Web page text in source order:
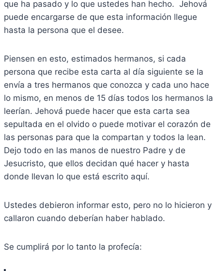
que ha pasado y lo que ustedes han hecho. Jehová
puede encargarse de que esta información llegue
hasta la persona que el desee.
Piensen en esto, estimados hermanos, si cada
persona que recibe esta carta al día siguiente se la
envía a tres hermanos que conozca y cada uno hace
lo mismo, en menos de 15 días todos los hermanos la
leerían. Jehová puede hacer que esta carta sea
sepultada en el olvido o puede motivar el corazón de
las personas para que la compartan y todos la lean.
Dejo todo en las manos de nuestro Padre y de
Jesucristo, que ellos decidan qué hacer y hasta
donde llevan lo que está escrito aquí.
Ustedes debieron informar esto, pero no lo hicieron y
callaron cuando deberían haber hablado.
Se cumplirá por lo tanto la profecía: